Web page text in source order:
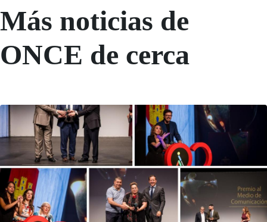
Más noticias de
ONCE de cerca